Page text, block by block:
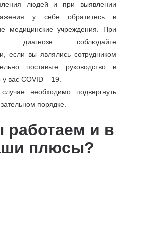
людей и при выявлении
у себе обратитесь в
медицинские учреждения. При
диагнозе соблюдайте
если вы являлись сотрудником
поставьте руководство в
у вас COVID – 19.
необходимо подвергнуть
порядке.
работаем и в
плюсы?